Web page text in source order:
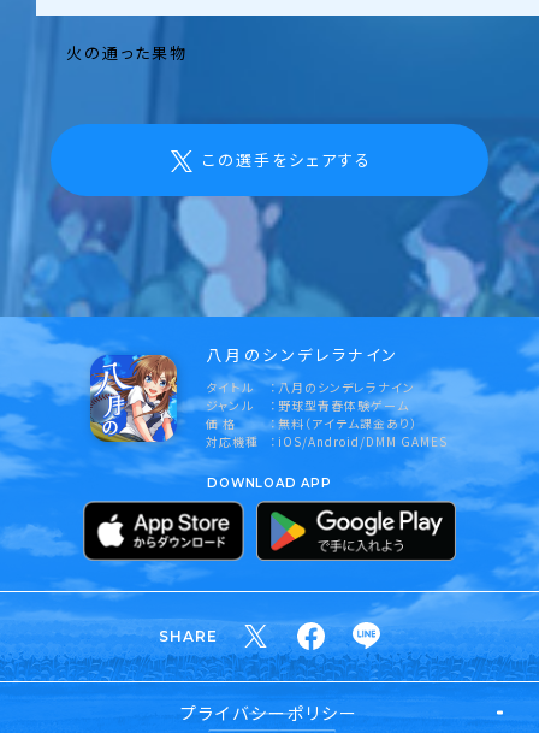
火の通った果物
この選手をシェアする
八月のシンデレラナイン
タイトル
八月のシンデレラナイン
ジャンル
野球型青春体験ゲーム
価 格
無料（アイテム課金あり）
対応機種
iOS/Android/DMM GAMES
DOWNLOAD APP
SHARE
プライバシーポリシー